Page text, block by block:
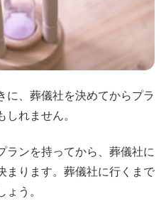
に、葬儀社を決めてからプラ
しれません。
ランを持ってから、葬儀社に
まります。葬儀社に行くまで
う。